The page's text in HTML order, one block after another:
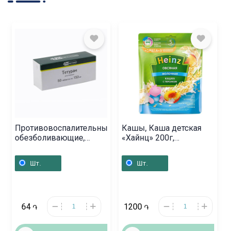
Противовоспалительные
обезболивающие,
мг, Ռուսաստան
Шт.
64 ֏
Кашы, Каша детская
«Хайнц» 200г,
Шт.
1200 ֏